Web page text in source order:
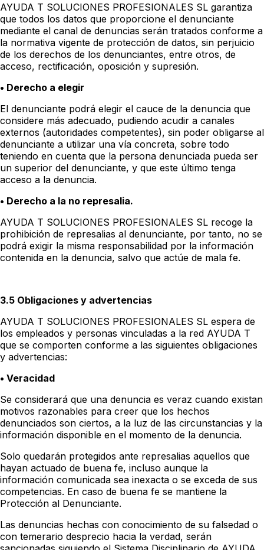
AYUDA T SOLUCIONES PROFESIONALES SL garantiza
que todos los datos que proporcione el denunciante
mediante el canal de denuncias serán tratados conforme a
la normativa vigente de protección de datos, sin perjuicio
de los derechos de los denunciantes, entre otros, de
acceso, rectificación, oposición y supresión.
• Derecho a elegir
El denunciante podrá elegir el cauce de la denuncia que
considere más adecuado, pudiendo acudir a canales
externos (autoridades competentes), sin poder obligarse al
denunciante a utilizar una vía concreta, sobre todo
teniendo en cuenta que la persona denunciada pueda ser
un superior del denunciante, y que este último tenga
acceso a la denuncia.
• Derecho a la no represalia.
AYUDA T SOLUCIONES PROFESIONALES SL recoge la
prohibición de represalias al denunciante, por tanto, no se
podrá exigir la misma responsabilidad por la información
contenida en la denuncia, salvo que actúe de mala fe.
3.5 Obligaciones y advertencias
AYUDA T SOLUCIONES PROFESIONALES SL espera de
los empleados y personas vinculadas a la red AYUDA T
que se comporten conforme a las siguientes obligaciones
y advertencias:
• Veracidad
Se considerará que una denuncia es veraz cuando existan
motivos razonables para creer que los hechos
denunciados son ciertos, a la luz de las circunstancias y la
información disponible en el momento de la denuncia.
Solo quedarán protegidos ante represalias aquellos que
hayan actuado de buena fe, incluso aunque la
información comunicada sea inexacta o se exceda de sus
competencias. En caso de buena fe se mantiene la
Protección al Denunciante.
Las denuncias hechas con conocimiento de su falsedad o
con temerario desprecio hacia la verdad, serán